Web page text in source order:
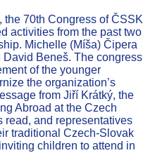
the 70th Congress of ČSSK
activities from the past two
Michelle (Míša) Čipera
Beneš. The congress
of the younger
the organization’s
from Jiří Krátký, the
Abroad at the Czech
read, and representatives
traditional Czech-Slovak
children to attend in